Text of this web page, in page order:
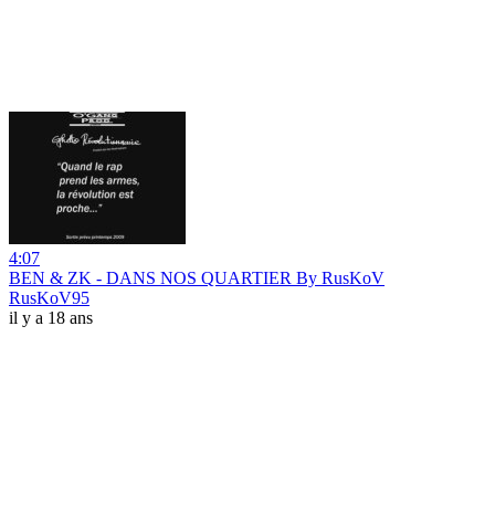
4:07
BEN & ZK - DANS NOS QUARTIER By RusKoV
RusKoV95
il y a 18 ans